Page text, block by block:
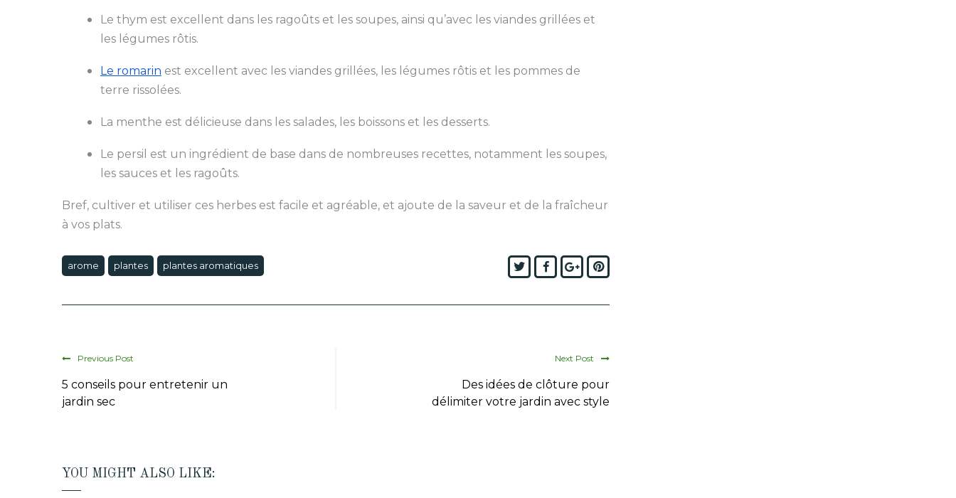
Le thym est excellent dans les ragoûts et les soupes, ainsi qu’avec les viandes grillées et
les légumes rôtis.
Le romarin est excellent avec les viandes grillées, les légumes rôtis et les pommes de
terre rissolées.
La menthe est délicieuse dans les salades, les boissons et les desserts.
Le persil est un ingrédient de base dans de nombreuses recettes, notamment les soupes,
les sauces et les ragoûts.
Bref, cultiver et utiliser ces herbes est facile et agréable, et ajoute de la saveur et de la fraîcheur
à vos plats.
arome plantes plantes aromatiques TwitterFacebook
Google+Pinterest
Previous Post
5 conseils pour entretenir un
jardin sec
Next Post
Des idées de clôture pour
délimiter votre jardin avec style
YOU MIGHT ALSO LIKE: